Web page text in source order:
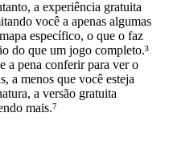
a experiência gratuita
você a apenas algumas
específico, o que o faz
do que um jogo completo.³
a pena conferir para ver o
a menos que você esteja
a versão gratuita
mais.⁷